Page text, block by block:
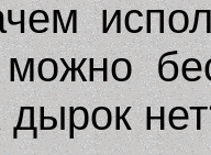
дырок